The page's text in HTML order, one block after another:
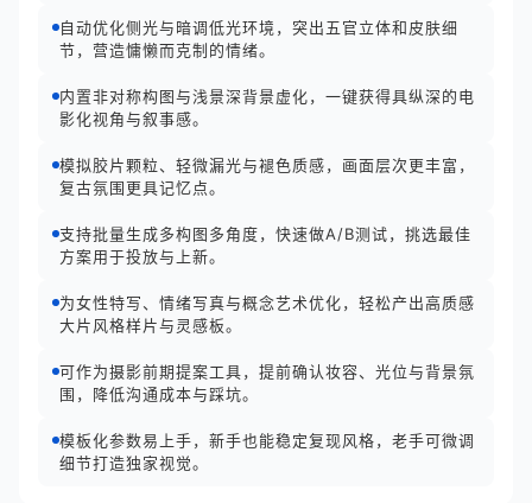
自动优化侧光与暗调低光环境，突出五官立体和皮肤细
节，营造慵懒而克制的情绪。
内置非对称构图与浅景深背景虚化，一键获得具纵深的电
影化视角与叙事感。
模拟胶片颗粒、轻微漏光与褪色质感，画面层次更丰富，
复古氛围更具记忆点。
支持批量生成多构图多角度，快速做A/B测试，挑选最佳
方案用于投放与上新。
为女性特写、情绪写真与概念艺术优化，轻松产出高质感
大片风格样片与灵感板。
可作为摄影前期提案工具，提前确认妆容、光位与背景氛
围，降低沟通成本与踩坑。
模板化参数易上手，新手也能稳定复现风格，老手可微调
细节打造独家视觉。